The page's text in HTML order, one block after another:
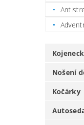
Nošení
Kočárky